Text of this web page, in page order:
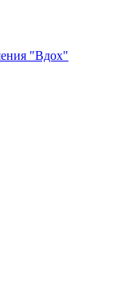
"Вдох"